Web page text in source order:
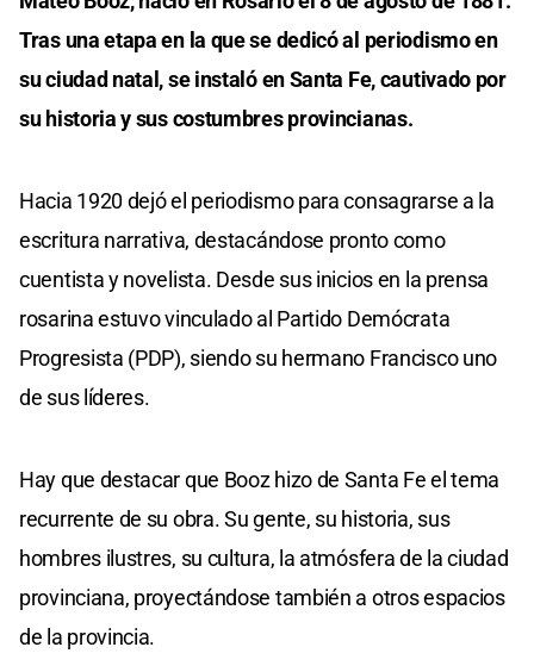
Tras una etapa en la que se dedicó al periodismo en
su ciudad natal, se instaló en Santa Fe, cautivado por
su historia y sus costumbres provincianas.
Hacia 1920 dejó el periodismo para consagrarse a la
escritura narrativa, destacándose pronto como
cuentista y novelista. Desde sus inicios en la prensa
rosarina estuvo vinculado al Partido Demócrata
Progresista (PDP), siendo su hermano Francisco uno
de sus líderes.
Hay que destacar que Booz hizo de Santa Fe el tema
recurrente de su obra. Su gente, su historia, sus
hombres ilustres, su cultura, la atmósfera de la ciudad
provinciana, proyectándose también a otros espacios
de la provincia.